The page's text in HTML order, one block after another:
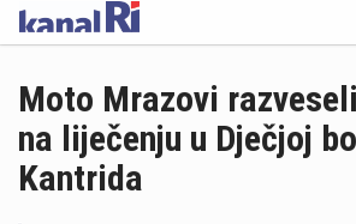
Moto Mrazovi
na liječenju u Dječjoj
Kantrida